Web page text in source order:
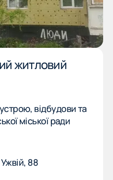
житловий
відбудови та
міської ради
88
777-77-77
777-77-77